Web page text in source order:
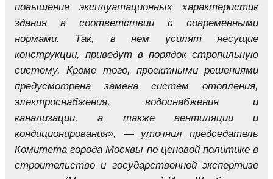
повышения эксплуатационных характеристик
здания в соответствии с современными
нормами. Так, в нем усилят несущие
конструкции, приведут в порядок стропильную
систему. Кроме того, проектными решениями
предусмотрена замена систем отопления,
электроснабжения, водоснабжения и
канализации, а также вентиляции и
кондиционирования», — уточнил председатель
Комитета города Москвы по ценовой политике в
строительстве и государственной экспертизе